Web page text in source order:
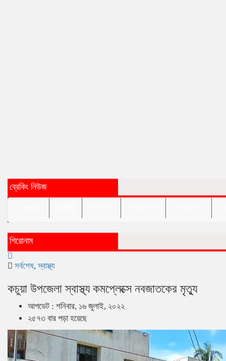
ব্রেকিং নিউজ
শিরোনাম
সর্বশেষ,স্বাস্থ্য
কচুয়া উপজেলা স্বাস্থ্য কমপ্লেক্সে নবজাতকের মৃত্যু
আপডেট : শনিবার, ১৬ জুলাই, ২০২২
২৫৭৩ বার পড়া হয়েছে